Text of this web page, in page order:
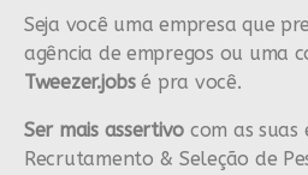
Seja você uma empresa que
agência de empregos ou uma
Tweezer.jobsé pra você.
Ser mais assertivo com as suas
Recrutamento & Seleção de